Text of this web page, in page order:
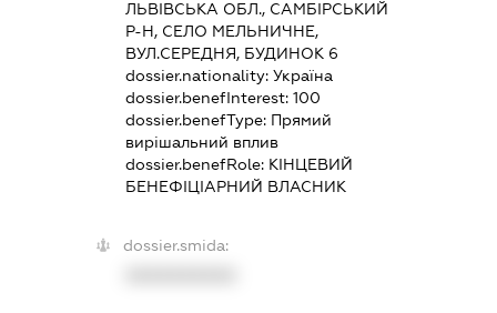
ЛЬВІВСЬКА ОБЛ., САМБІРСЬКИЙ
Р-Н, СЕЛО МЕЛЬНИЧНЕ,
ВУЛ.СЕРЕДНЯ, БУДИНОК 6
dossier.nationality:Україна
dossier.benefInterest:100
dossier.benefType: Прямий
вирішальний вплив
dossier.benefRole: КІНЦЕВИЙ
БЕНЕФІЦІАРНИЙ ВЛАСНИК
dossier.smida: